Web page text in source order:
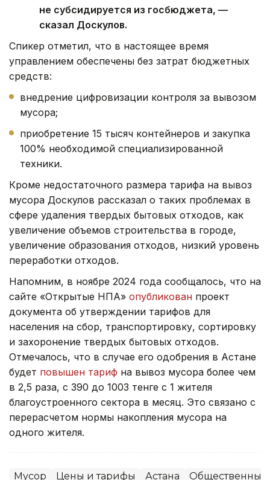
не субсидируется из госбюджета, —
сказал Доскулов.
Спикер отметил, что в настоящее время
управлением обеспечены без затрат бюджетных
средств:
внедрение цифровизации контроля за вывозом
мусора;
приобретение 15 тысяч контейнеров и закупка
100% необходимой специализированной
техники.
Кроме недостаточного размера тарифа на вывоз
мусора Доскулов рассказал о таких проблемах в
сфере удаления твердых бытовых отходов, как
увеличение объемов строительства в городе,
увеличение образования отходов, низкий уровень
переработки отходов.
Напомним, в ноябре 2024 года сообщалось, что на
сайте «Открытые НПА» опубликован проект
документа об утверждении тарифов для
населения на сбор, транспортировку, сортировку
и захоронение твердых бытовых отходов.
Отмечалось, что в случае его одобрения в Астане
будет повышен тариф на вывоз мусора более чем
в 2,5 раза, с 390 до 1003 тенге с 1 жителя
благоустроенного сектора в месяц. Это связано с
перерасчетом нормы накопления мусора на
одного жителя.
Мусор Цены и тарифы Астана Общественный